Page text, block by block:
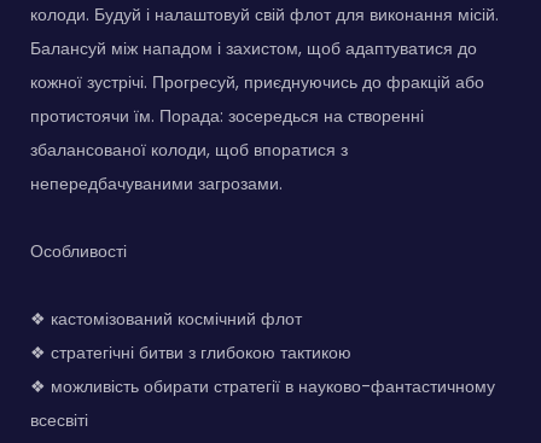
колоди. Будуй і налаштовуй свій флот для виконання місій.
Балансуй між нападом і захистом, щоб адаптуватися до
кожної зустрічі. Прогресуй, приєднуючись до фракцій або
протистоячи їм. Порада: зосередься на створенні
збалансованої колоди, щоб впоратися з
непередбачуваними загрозами.
Особливості
❖ кастомізований космічний флот
❖ стратегічні битви з глибокою тактикою
❖ можливість обирати стратегії в науково-фантастичному
всесвіті